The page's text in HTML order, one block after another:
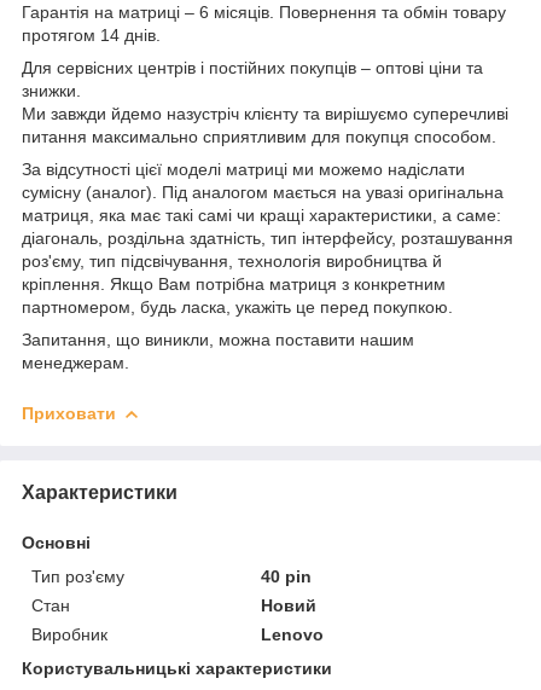
Гарантія на матриці – 6 місяців. Повернення та обмін товару
протягом 14 днів.
Для сервісних центрів і постійних покупців – оптові ціни та
знижки.
Ми завжди йдемо назустріч клієнту та вирішуємо суперечливі
питання максимально сприятливим для покупця способом.
За відсутності цієї моделі матриці ми можемо надіслати
сумісну (аналог). Під аналогом мається на увазі оригінальна
матриця, яка має такі самі чи кращі характеристики, а саме:
діагональ, роздільна здатність, тип інтерфейсу, розташування
роз'єму, тип підсвічування, технологія виробництва й
кріплення. Якщо Вам потрібна матриця з конкретним
партномером, будь ласка, укажіть це перед покупкою.
Запитання, що виникли, можна поставити нашим
менеджерам.
Приховати
Характеристики
Основні
Тип роз'єму
40 pin
Стан
Новий
Виробник
Lenovo
Користувальницькі характеристики